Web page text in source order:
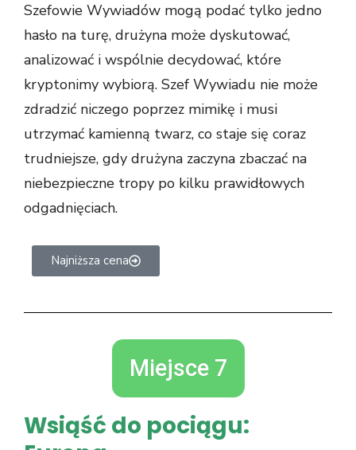
Szefowie Wywiadów mogą podać tylko jedno
hasło na turę, drużyna może dyskutować,
analizować i wspólnie decydować, które
kryptonimy wybiorą. Szef Wywiadu nie może
zdradzić niczego poprzez mimikę i musi
utrzymać kamienną twarz, co staje się coraz
trudniejsze, gdy drużyna zaczyna zbaczać na
niebezpieczne tropy po kilku prawidłowych
odgadnięciach.
Najniższa cena
Miejsce 7
Wsiąść do pociągu: